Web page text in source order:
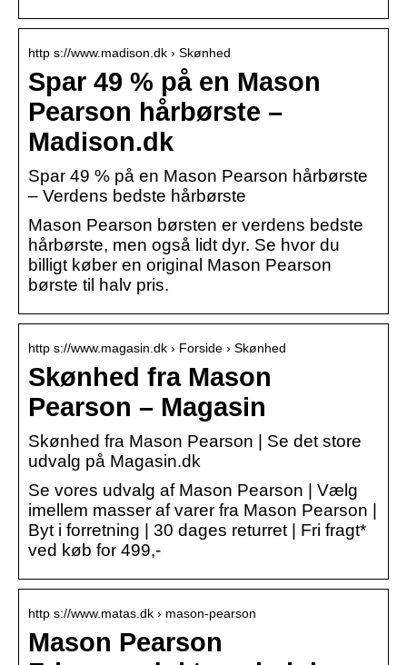
http s://www.madison.dk › Skønhed
Spar 49 % på en Mason
Pearson hårbørste –
Madison.dk
Spar 49 % på en Mason Pearson hårbørste
– Verdens bedste hårbørste
Mason Pearson børsten er verdens bedste
hårbørste, men også lidt dyr. Se hvor du
billigt køber en original Mason Pearson
børste til halv pris.
http s://www.magasin.dk › Forside › Skønhed
Skønhed fra Mason
Pearson – Magasin
Skønhed fra Mason Pearson | Se det store
udvalg på Magasin.dk
Se vores udvalg af Mason Pearson | Vælg
imellem masser af varer fra Mason Pearson |
Byt i forretning | 30 dages returret | Fri fragt*
ved køb for 499,-
http s://www.matas.dk › mason-pearson
Mason Pearson